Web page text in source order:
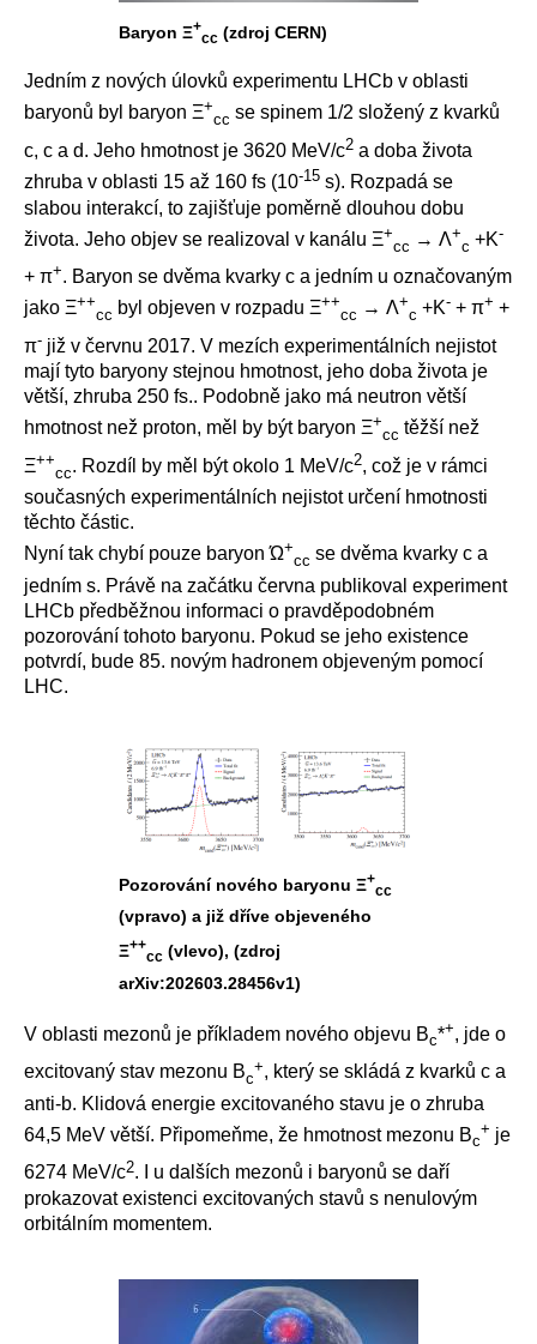
Baryon Ξ+
cc (zdroj CERN)
Jedním z nových úlovků experimentu LHCb v oblasti
baryonů byl baryon Ξ+
cc se spinem 1/2 složený z kvarků
c, c a d. Jeho hmotnost je 3620 MeV/c2 a doba života
zhruba v oblasti 15 až 160 fs (10-15 s). Rozpadá se
slabou interakcí, to zajišťuje poměrně dlouhou dobu
života. Jeho objev se realizoval v kanálu Ξ+
cc → Λ+
c +K-
+ π+. Baryon se dvěma kvarky c a jedním u označovaným
jako Ξ++
cc byl objeven v rozpadu Ξ++
cc → Λ+
c +K- + π+ +
π- již v červnu 2017. V mezích experimentálních nejistot
mají tyto baryony stejnou hmotnost, jeho doba života je
větší, zhruba 250 fs.. Podobně jako má neutron větší
hmotnost než proton, měl by být baryon Ξ+
cc těžší než
Ξ++
cc. Rozdíl by měl být okolo 1 MeV/c2, což je v rámci
současných experimentálních nejistot určení hmotnosti
těchto částic.
Nyní tak chybí pouze baryon Ώ+
cc se dvěma kvarky c a
jedním s. Právě na začátku června publikoval experiment
LHCb předběžnou informaci o pravděpodobném
pozorování tohoto baryonu. Pokud se jeho existence
potvrdí, bude 85. novým hadronem objeveným pomocí
LHC.
Pozorování nového baryonu Ξ+
cc
(vpravo) a již dříve objeveného
Ξ++
cc (vlevo), (zdroj
arXiv:202603.28456v1)
V oblasti mezonů je příkladem nového objevu Bc*+, jde o
excitovaný stav mezonu Bc
+, který se skládá z kvarků c a
anti-b. Klidová energie excitovaného stavu je o zhruba
64,5 MeV větší. Připomeňme, že hmotnost mezonu Bc
+ je
6274 MeV/c2. I u dalších mezonů i baryonů se daří
prokazovat existenci excitovaných stavů s nenulovým
orbitálním momentem.